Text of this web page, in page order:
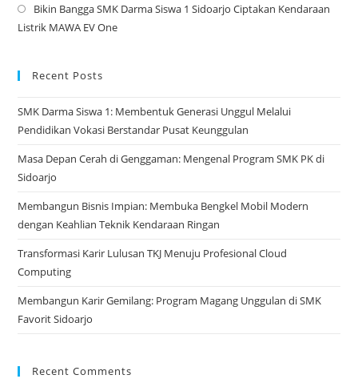
Bikin Bangga SMK Darma Siswa 1 Sidoarjo Ciptakan Kendaraan
Listrik MAWA EV One
Recent Posts
SMK Darma Siswa 1: Membentuk Generasi Unggul Melalui
Pendidikan Vokasi Berstandar Pusat Keunggulan
Masa Depan Cerah di Genggaman: Mengenal Program SMK PK di
Sidoarjo
Membangun Bisnis Impian: Membuka Bengkel Mobil Modern
dengan Keahlian Teknik Kendaraan Ringan
Transformasi Karir Lulusan TKJ Menuju Profesional Cloud
Computing
Membangun Karir Gemilang: Program Magang Unggulan di SMK
Favorit Sidoarjo
Recent Comments